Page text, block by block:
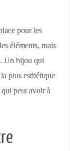
pour les
éléments, mais
Un bijou qui
plus esthétique
peut avoir à